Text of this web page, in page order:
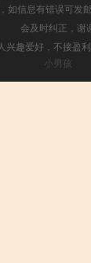
如信息有错误可发
会及时纠正，谢
兴趣爱好，不接盈
小男孩